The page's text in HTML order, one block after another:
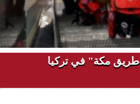
"طريق مكة" في تركيا